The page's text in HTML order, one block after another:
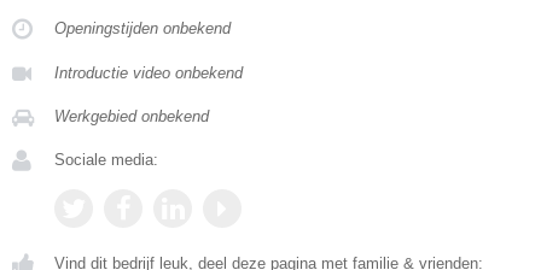
Openingstijden onbekend
Introductie video onbekend
Werkgebied onbekend
Sociale media:
Vind dit bedrijf leuk, deel deze pagina met familie & vrienden: